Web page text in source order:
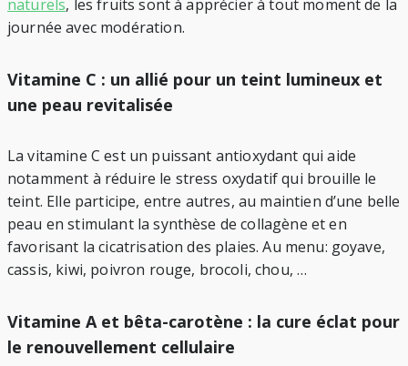
naturels, les fruits sont à apprécier à tout moment de la
journée avec modération.
Vitamine C : un allié pour un teint lumineux et
une peau revitalisée
La vitamine C est un puissant antioxydant qui aide
notamment à réduire le stress oxydatif qui brouille le
teint. Elle participe, entre autres, au maintien d’une belle
peau en stimulant la synthèse de collagène et en
favorisant la cicatrisation des plaies. Au menu: goyave,
cassis, kiwi, poivron rouge, brocoli, chou, …
Vitamine A et bêta-carotène : la cure éclat pour
le renouvellement cellulaire